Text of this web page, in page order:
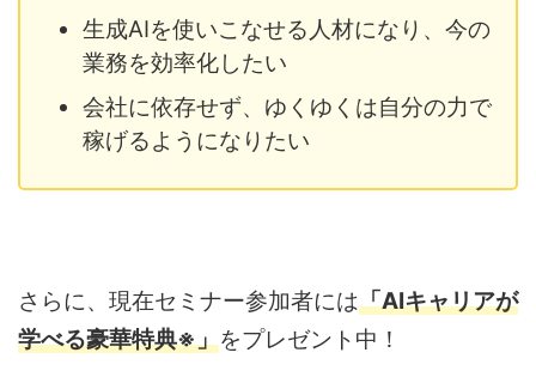
生成AIを使いこなせる人材になり、今の
業務を効率化したい
会社に依存せず、ゆくゆくは自分の力で
稼げるようになりたい
さらに、現在セミナー参加者には「AIキャリアが
学べる豪華特典※」をプレゼント中！